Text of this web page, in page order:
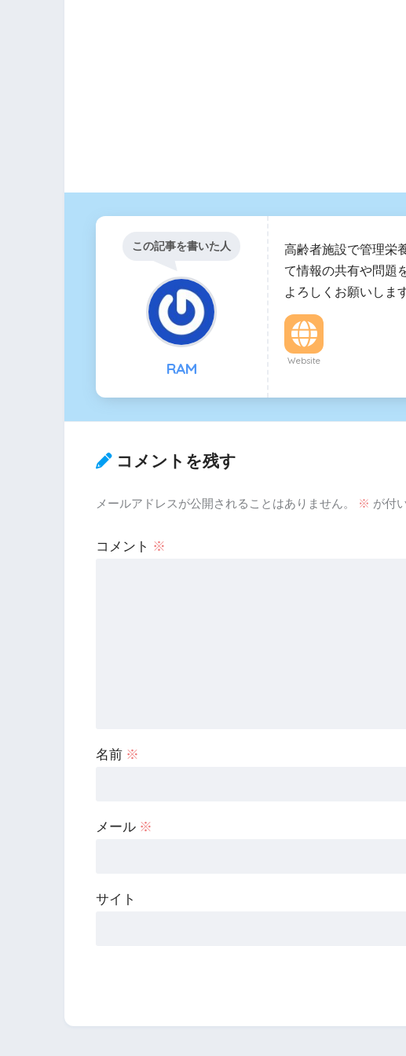
この記事を書いた人
RAM
高齢者施設で管理栄
て情報の共有や問題
よろしくお願いします
Website
コメントを残す
メールアドレスが公開されることはありません。 ※ が付
コメント ※
名前 ※
メール ※
サイト